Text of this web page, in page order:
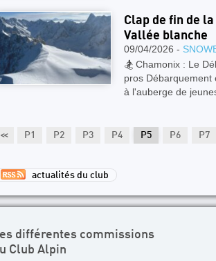
Clap de fin de
Vallée blanche
09/04/2026 -
🏂 Chamonix : Le
pros
à l'auberge de
<< P1 P2 P3 P4 P5 P6 P7
actualités du club
différentes commissions
Club Alpin